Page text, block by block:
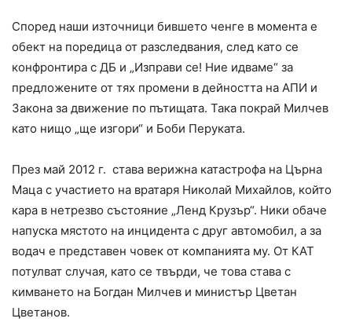
Според наши източници бившето ченге в момента е
обект на поредица от разследвания, след като се
конфронтира с ДБ и „Изправи се! Ние идваме“ за
предложените от тях промени в дейността на АПИ и
Закона за движение по пътищата. Така покрай Милчев
като нищо „ще изгори“ и Боби Перуката.
През май 2012 г. става верижна катастрофа на Църна
Маца с участието на вратаря Николай Михайлов, който
кара в нетрезво състояние „Ленд Крузър“. Ники обаче
напуска мястото на инцидента с друг автомобил, а за
водач е представен човек от компанията му. От КАТ
потулват случая, като се твърди, че това става с
кимването на Богдан Милчев и министър Цветан
Цветанов.